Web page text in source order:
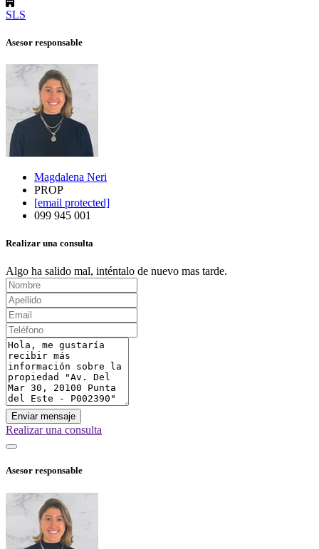
SLS
Asesor responsable
Magdalena Neri
PROP
[email protected]
099 945 001
Realizar una consulta
Algo ha salido mal, inténtalo de nuevo mas tarde.
Enviar mensaje
Realizar una consulta
Asesor responsable